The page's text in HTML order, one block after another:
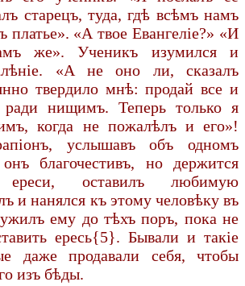
старецъ, туда, гдѣ всѣмъ намъ
«А твое Евангеліе?» «И
же». Ученикъ изумился и
«А не оно ли, сказалъ
твердило мнѣ: продай все и
ради нищимъ. Теперь только я
когда не пожалѣлъ и его»!
услышавъ объ одномъ
благочестивъ, но держится
ереси, оставилъ любимую
и нанялся къ этому человѣку въ
ему до тѣхъ поръ, пока не
ересь{5}. Бывали и такіе
даже продавали себя, чтобы
изъ бѣды.